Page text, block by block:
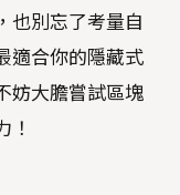
也別忘了考量自
適合你的隱藏式
妨大膽嘗試區塊
！